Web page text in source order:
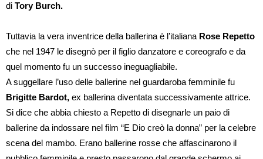
di Tory Burch.
Tuttavia la vera inventrice della ballerina è l’italiana Rose Repetto
che nel 1947 le disegnò per il figlio danzatore e coreografo e da
quel momento fu un successo ineguagliabile.
A suggellare l’uso delle ballerine nel guardaroba femminile fu
Brigitte Bardot, ex ballerina diventata successivamente attrice.
Si dice che abbia chiesto a Repetto di disegnarle un paio di
ballerine da indossare nel film “E Dio creò la donna” per la celebre
scena del mambo. Erano ballerine rosse che affascinarono il